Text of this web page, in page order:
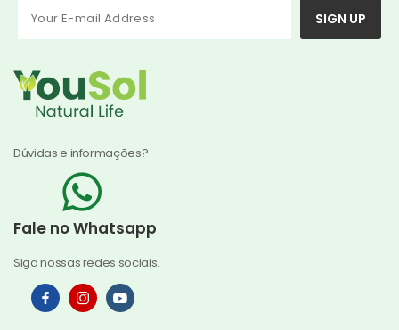
SIGN UP
Dúvidas e informações?
Fale no Whatsapp
Siga nossas redes sociais.